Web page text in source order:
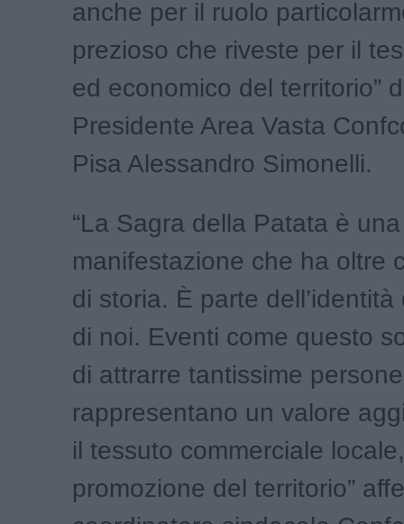
anche per il ruolo
prezioso che riveste per il
ed economico del territorio”
Presidente Area Vasta
Pisa Alessandro Simonelli.
“La Sagra della Patata è una
manifestazione che ha oltre
di storia. È parte
di noi. Eventi come questo
di attrarre tantissime
rappresentano un valore
il tessuto commerciale
promozione del territorio”